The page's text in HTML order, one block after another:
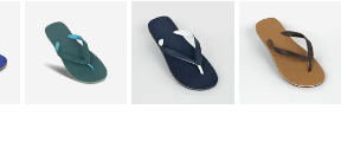
Choose a variant